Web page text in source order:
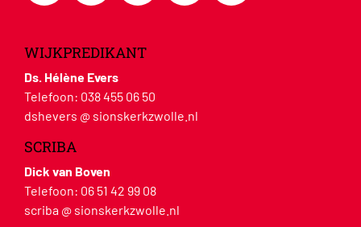
WIJKPREDIKANT
Ds. Hélène Evers
Telefoon: 038 455 06 50
dshevers @ sionskerkzwolle.nl
SCRIBA
Dick van Boven
Telefoon: 06 51 42 99 08
scriba @ sionskerkzwolle.nl